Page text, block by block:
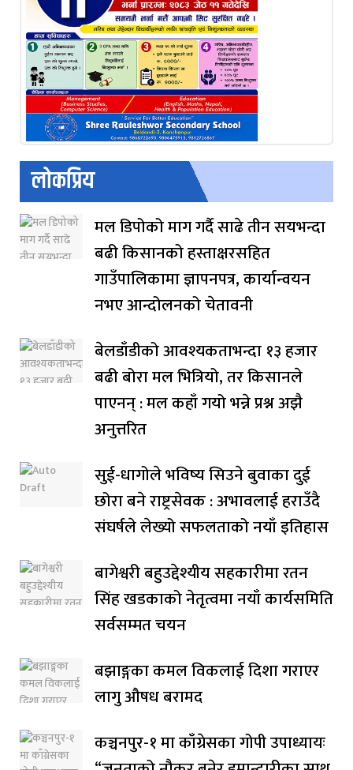
लोकप्रिय
मल डिपोको माग गर्दै साढे तीन सयभन्दा
बढी किसानको हस्ताक्षरसहित
गाउँपालिकामा ज्ञापनपत्र, कार्यान्वयन
नभए आन्दोलनको चेतावनी
बेलडाँडीको आवश्यकताभन्दा १३ हजार
बढी बोरा मल भित्रियो, तर किसानले
पाएनन् : मल कहाँ गयो भन्ने प्रश्न अझै
अनुत्तरित
सुई-धागोले भविष्य सिउने बुवाका दुई
छोरा बने राष्ट्रसेवक : अभावलाई हराउँदै
संघर्षले लेख्यो सफलताको नयाँ इतिहास
बागेश्वरी बहुउद्देश्यीय सहकारीमा रतन
सिंह खडकाको नेतृत्वमा नयाँ कार्यसमिति
सर्वसम्मत चयन
बझाङ्गका कमल विकलाई दिशा गराएर
लागु औषध बरामद
कञ्चनपुर-१ मा काँग्रेसका गोपी उपाध्यायः